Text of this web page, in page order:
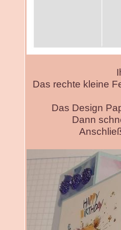
Das rechte kleine
Das Design
Dann